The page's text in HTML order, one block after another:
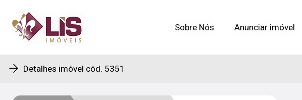
Sobre Nós Anunciar imóvel
Sobre Nós Anunciar imóvel
Detalhes imóvel cód. 5351